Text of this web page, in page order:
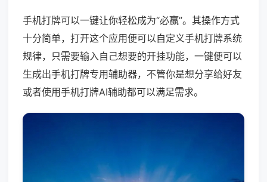
手机打牌可以一键让你轻松成为“必赢”。其操作方式
十分简单，打开这个应用便可以自定义手机打牌系统
规律，只需要输入自己想要的开挂功能，一键便可以
生成出手机打牌专用辅助器，不管你是想分享给好友
或者使用手机打牌AI辅助都可以满足需求。